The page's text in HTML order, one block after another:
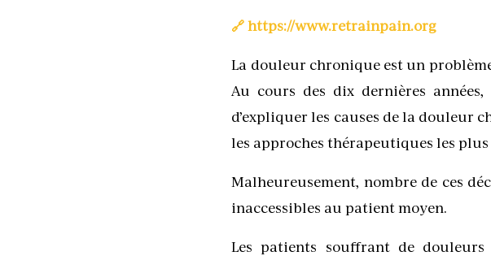
🔗 https://www.retrainpain.org
La douleur chronique est un
Au cours des dix dernières
d’expliquer les causes de la douleur
les approches thérapeutiques les plus
Malheureusement, nombre de ces
inaccessibles au patient moyen.
Les patients souffrant de